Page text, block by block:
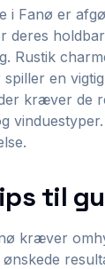
i Fanø er
deres
Rustik
en
kræver de
til
kræver